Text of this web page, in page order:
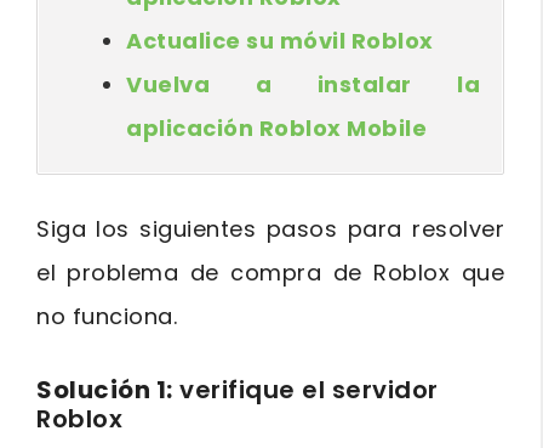
Actualice su móvil Roblox
Vuelva a instalar la
aplicación Roblox Mobile
Siga los siguientes pasos para resolver
el problema de compra de Roblox que
no funciona.
Solución 1: verifique el servidor
Roblox